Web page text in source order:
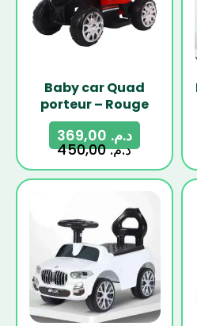
Baby car Quad
porteur – Rouge
د.م.450,00
د.م.